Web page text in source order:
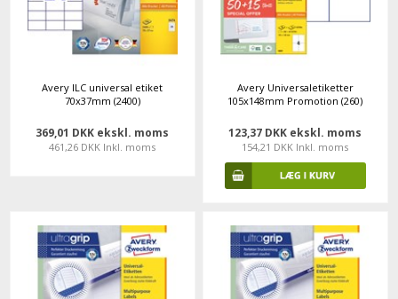
Avery ILC universal etiket
70x37mm (2400)
369,01 DKK ekskl. moms
461,26 DKK Inkl. moms
Avery Universaletiketter
105x148mm Promotion (260)
123,37 DKK ekskl. moms
154,21 DKK Inkl. moms